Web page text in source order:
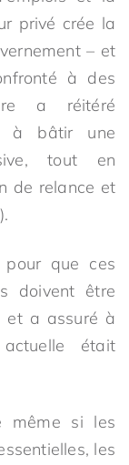
privé crée la
– et
à des
a réitéré
à bâtir une
tout en
de relance et
que ces
doivent être
et a assuré à
était
même si les
les